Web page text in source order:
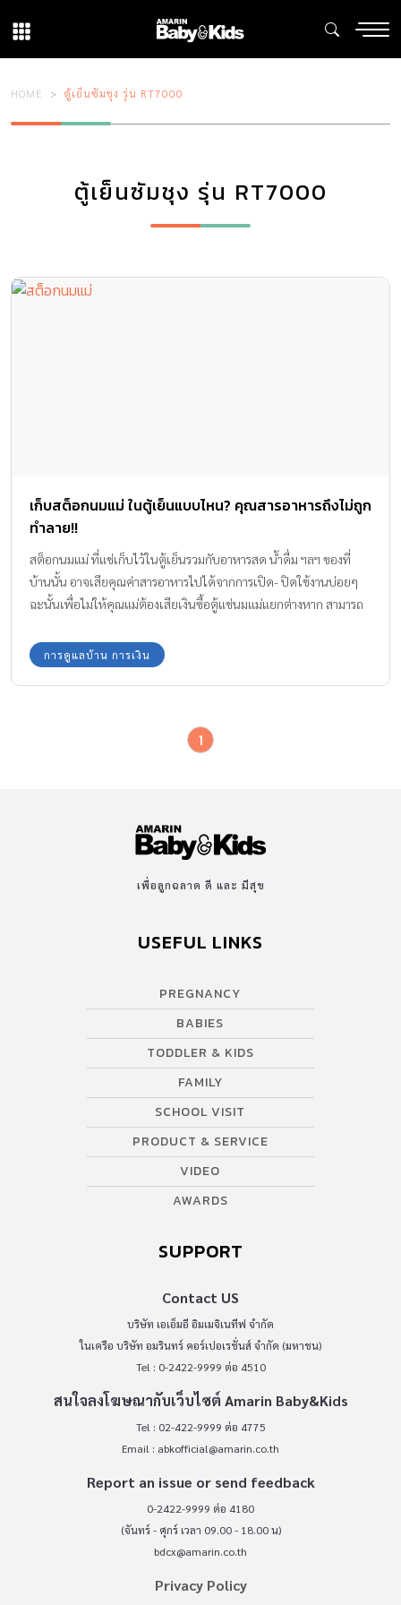
HOME ตู้เย็นซัมชุง รุ่น RT7000
ตู้เย็นซัมชุง รุ่น RT7000
เก็บสต็อกนมแม่ ในตู้เย็นแบบไหน? คุณสารอาหารถึงไม่ถูก
ทำลาย!!
สต็อกนมแม่ ที่แช่เก็บไว้ในตู้เย็นรวมกับอาหารสด น้ำดื่ม ฯลฯ ของที่
บ้านนั้น อาจเสียคุณค่าสารอาหารไปได้จากการเปิด- ปิดใช้งานบ่อยๆ
ฉะนั้นเพื่อไม่ให้คุณแม่ต้องเสียเงินซื้อตู้แช่นมแม่แยกต่างหาก สามารถ
เย็นซัมซุง Twin Cooling PlusTM ตู้เย็นหนึ่งเดียวที่ช่วยเก็บรักษา
คุณภาพน้ำนมแม่ และ อาหารให้สดใหม่นานขึ้น ที่สำคัญคุณค่าสาร
การดูแลบ้าน การเงิน
1
เพื่อลูกฉลาด ดี และ มีสุข
USEFUL LINKS
PREGNANCY
BABIES
TODDLER & KIDS
FAMILY
SCHOOL VISIT
PRODUCT & SERVICE
VIDEO
AWARDS
SUPPORT
Contact US
บริษัท เอเอ็มอี อิมเมจิเนทีฟ จำกัด
ในเครือ บริษัท อมรินทร์ คอร์เปอเรชั่นส์ จำกัด (มหาชน)
Tel : 0-2422-9999 ต่อ 4510
สนใจลงโฆษณากับเว็บไซต์ Amarin Baby&Kids
Tel : 02-422-9999 ต่อ 4775
Email : abkofficial@amarin.co.th
Report an issue or send feedback
0-2422-9999 ต่อ 4180
(จันทร์ - ศุกร์ เวลา 09.00 - 18.00 น)
bdcx@amarin.co.th
Privacy Policy